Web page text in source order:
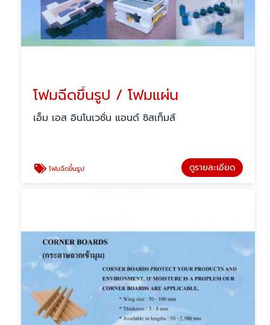
โฟมฉีดขึ้นรูป / โฟมแผ่น
เอ็ม เอส อินโนเวชั่น แอนด์ ซิสเท็มส์
โฟมฉีดขึ้นรูป ดูรายละเอียด